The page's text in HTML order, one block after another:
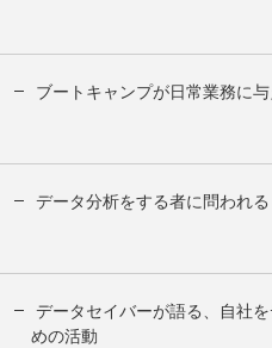
ブートキャンプが日常業務に
データ分析をする者に問われ
データセイバーが語る、自社
めの活動